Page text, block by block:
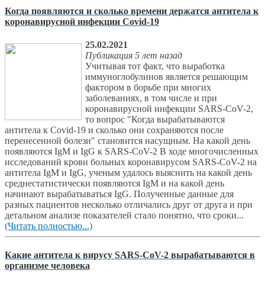
Когда появляются и сколько времени держатся антитела к
коронавирусной инфекции Covid-19
25.02.2021
Публикация 5 лет назад
Учитывая тот факт, что выработка
иммуноглобулинов является решающим
фактором в борьбе при многих
заболеваниях, в том числе и при
коронавирусной инфекции SARS-CoV-2,
то вопрос "Когда вырабатываются
антитела к Covid-19 и сколько они сохраняются после
перенесенной болези" становится насущным. На какой день
появляются IgM и IgG к SARS-CoV-2 В ходе многочисленных
исследований крови больных коронавирусом SARS-CoV-2 на
антитела IgM и IgG, ученым удалось выяснить на какой день
среднестатистически появляются IgM и на какой день
начинают вырабатываться IgG. Полученные данные для
разных пациентов несколько отличались друг от друга и при
детальном анализе показателей стало понятно, что сроки...
(Читать полностью...)
Какие антитела к вирусу SARS-CoV-2 вырабатываются в
организме человека